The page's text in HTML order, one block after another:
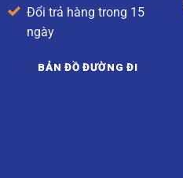
Đổi trả hàng trong 15
ngày
BẢN ĐỒ ĐƯỜNG ĐI